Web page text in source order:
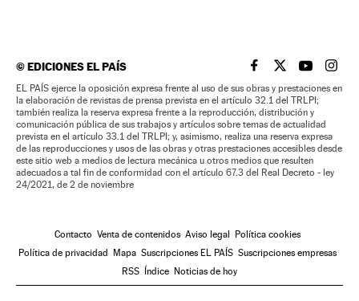
©EDICIONES EL PAÍS EL PAÍS BRASIL EN
EL PAÍSEL PAÍS
EL
EL PAÍS ejerce la oposición expresa frente al uso de sus obras y prestaciones en
la elaboración de revistas de prensa prevista en el artículo 32.1 del TRLPI;
también realiza la reserva expresa frente a la reproducción, distribución y
comunicación pública de sus trabajos y artículos sobre temas de actualidad
prevista en el artículo 33.1 del TRLPI; y, asimismo, realiza una reserva expresa
de las reproducciones y usos de las obras y otras prestaciones accesibles desde
este sitio web a medios de lectura mecánica u otros medios que resulten
adecuados a tal fin de conformidad con el artículo 67.3 del Real Decreto - ley
24/2021, de 2 de noviembre
Contacto Venta de contenidos Aviso legal
Política cookies
Política de privacidad
Mapa Suscripciones EL PAÍS Suscripciones empresas
RSS
Índice Noticias de hoy